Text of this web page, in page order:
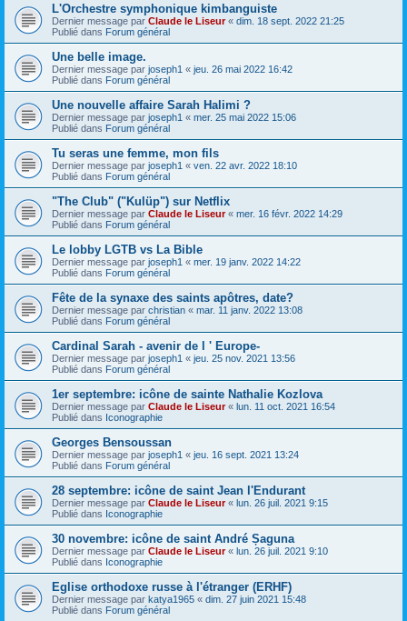
L'Orchestre symphonique kimbanguiste
Dernier message par Claude le Liseur« dim. 18 sept. 2022 21:25
Publié dans Forum général
Une belle image.
Dernier message par joseph1 « jeu. 26 mai 2022 16:42
Publié dans Forum général
Une nouvelle affaire Sarah Halimi ?
Dernier message par joseph1 « mer. 25 mai 2022 15:06
Publié dans Forum général
Tu seras une femme, mon fils
Dernier message par joseph1 « ven. 22 avr. 2022 18:10
Publié dans Forum général
"The Club" ("Kulüp") sur Netflix
Dernier message par Claude le Liseur« mer. 16 févr. 2022 14:29
Publié dans Forum général
Le lobby LGTB vs La Bible
Dernier message par joseph1 « mer. 19 janv. 2022 14:22
Publié dans Forum général
Fête de la synaxe des saints apôtres, date?
Dernier message par christian « mar. 11 janv. 2022 13:08
Publié dans Forum général
Cardinal Sarah - avenir de l ' Europe-
Dernier message par joseph1 « jeu. 25 nov. 2021 13:56
Publié dans Forum général
1er septembre: icône de sainte Nathalie Kozlova
Dernier message par Claude le Liseur« lun. 11 oct. 2021 16:54
Publié dans Iconographie
Georges Bensoussan
Dernier message par joseph1 « jeu. 16 sept. 2021 13:24
Publié dans Forum général
28 septembre: icône de saint Jean l'Endurant
Dernier message par Claude le Liseur« lun. 26 juil. 2021 9:15
Publié dans Iconographie
30 novembre: icône de saint André Șaguna
Dernier message par Claude le Liseur« lun. 26 juil. 2021 9:10
Publié dans Iconographie
Eglise orthodoxe russe à l'étranger (ERHF)
Dernier message par katya1965 « dim. 27 juin 2021 15:48
Publié dans Forum général